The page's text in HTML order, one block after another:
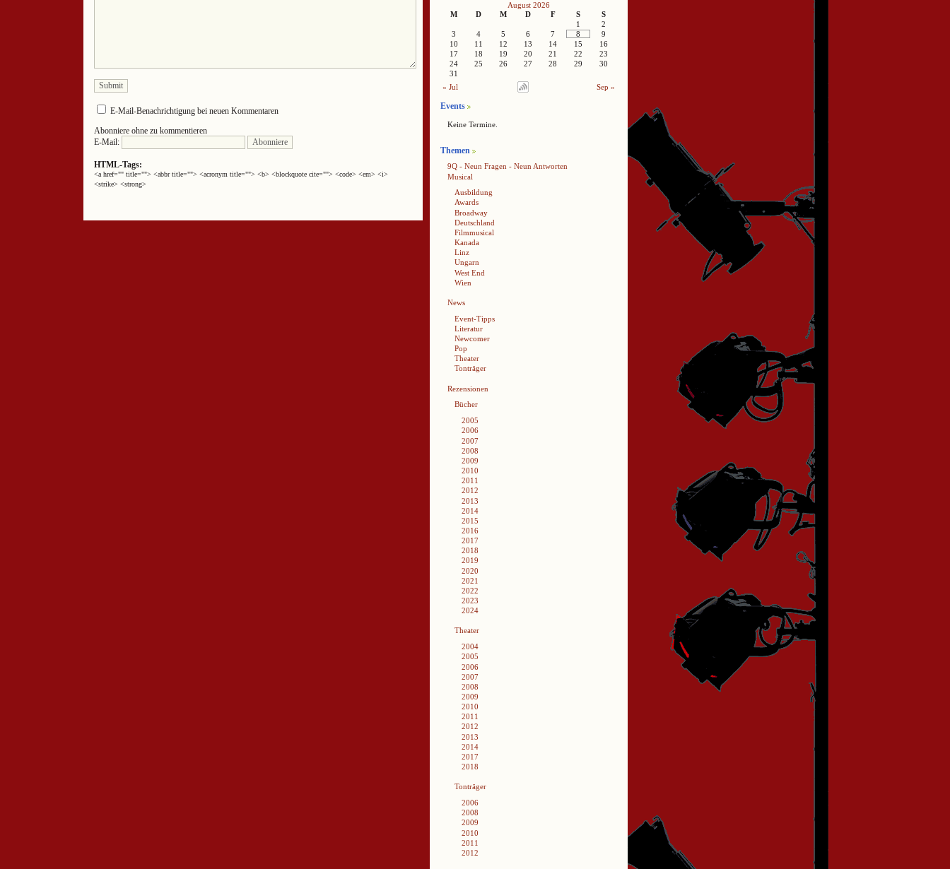
E-Mail-Benachrichtigung bei neuen Kommentaren
Abonniere ohne zu kommentieren
E-Mail:
HTML-Tags:
<a href="" title=""> <abbr title=""> <acronym title=""> <b> <blockquote cite=""> <code> <em> <i>
<strike> <strong>
August 2026
M
D M D F S
S
1
2
3
4 5 6 7 8
9
10
11 12 13 14 15
16
17
18 19 20 21 22
23
24
25 26 27 28 29
30
31
« Jul
Sep »
Events
Keine Termine.
Themen
9Q - Neun Fragen - Neun Antworten
Musical
Ausbildung
Awards
Broadway
Deutschland
Filmmusical
Kanada
Linz
Ungarn
West End
Wien
News
Event-Tipps
Literatur
Newcomer
Pop
Theater
Tonträger
Rezensionen
Bücher
2005
2006
2007
2008
2009
2010
2011
2012
2013
2014
2015
2016
2017
2018
2019
2020
2021
2022
2023
2024
Theater
2004
2005
2006
2007
2008
2009
2010
2011
2012
2013
2014
2017
2018
Tonträger
2006
2008
2009
2010
2011
2012